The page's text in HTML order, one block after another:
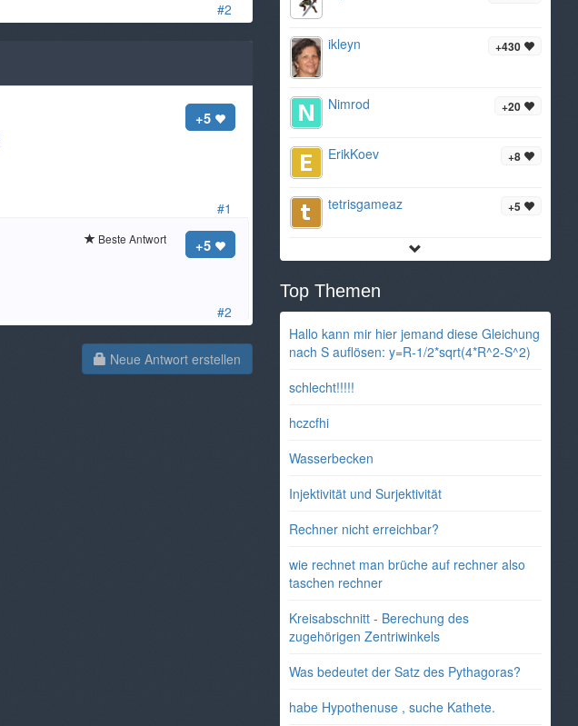
#2
#1
+5
#2
+5
Beste Antwort
Neue Antwort erstellen
+430
ikleyn
+20
Nimrod
+8
ErikKoev
+5
tetrisgameaz
Top Themen
Hallo kann mir hier jemand diese Gleichung
nach S auflösen: y=R-1/2*sqrt(4*R^2-S^2)
schlecht!!!!!
hczcfhi
Wasserbecken
Injektivität und Surjektivität
Rechner nicht erreichbar?
wie rechnet man brüche auf rechner also
taschen rechner
Kreisabschnitt - Berechung des
zugehörigen Zentriwinkels
Was bedeutet der Satz des Pythagoras?
habe Hypothenuse , suche Kathete.